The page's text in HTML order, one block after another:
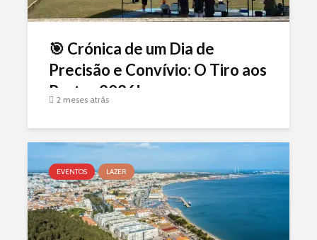
🎯 Crónica de um Dia de
Precisão e Convívio: O Tiro aos
Pratos 2026!
2 meses atrás
EVENTOS LAZER